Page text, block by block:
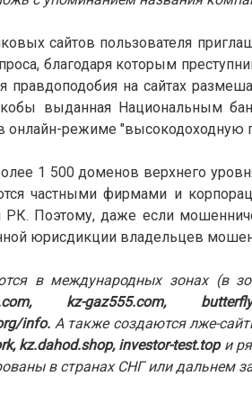
сайтов пользователя
благодаря которым
на сайтах
выданная Национальным
онлайн-режиме "высокодоходную
1 500 доменов верхнего
частными фирмами и
РК. Поэтому, даже если
юрисдикции владельцев
в международных зонах (в
kz-gaz555.com,
info. А также создаются лже-
kz.dahod.shop, investor-test.top и
в странах СНГ или дальнем